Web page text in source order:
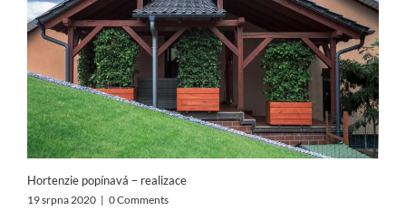
Hortenzie popínavá – realizace
19 srpna 2020 | 0 Comments